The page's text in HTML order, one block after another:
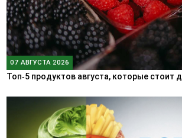
07 АВГУСТА 2026
Топ‑5 продуктов августа, которые стоит